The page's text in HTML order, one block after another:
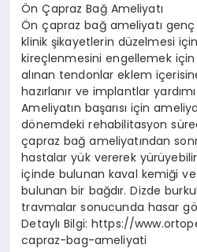
Ön Çapraz Bağ Ameliyatı
Ön çapraz bağ ameliyatı
klinik şikayetlerin düzelmesi
kireçlenmesini engellemek için
alınan tendonlar eklem
hazırlanır ve implantlar
Ameliyatın başarısı için
dönemdeki rehabilitasyon
çapraz bağ ameliyatından
hastalar yük vererek
içinde bulunan kaval kemiği
bulunan bir bağdır. Dizde
travmalar sonucunda hasar
Detaylı Bilgi: https://
capraz-bag-ameliyati